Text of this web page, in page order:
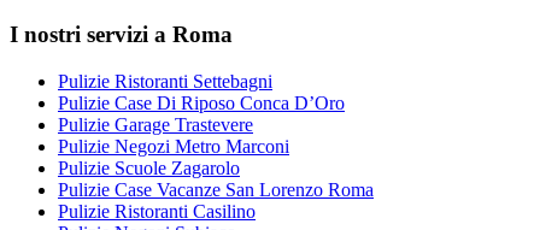
I nostri servizi a Roma
Pulizie Ristoranti Settebagni
Pulizie Case Di Riposo Conca D’Oro
Pulizie Garage Trastevere
Pulizie Negozi Metro Marconi
Pulizie Scuole Zagarolo
Pulizie Case Vacanze San Lorenzo Roma
Pulizie Ristoranti Casilino